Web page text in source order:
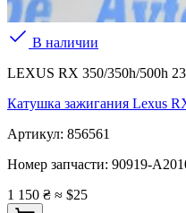
В наличии
LEXUS RX 350/350h/500h
Катушка зажигания Lexus
Артикул: 856561
Номер запчасти: 90919-
1 150 ₴ ≈ $25